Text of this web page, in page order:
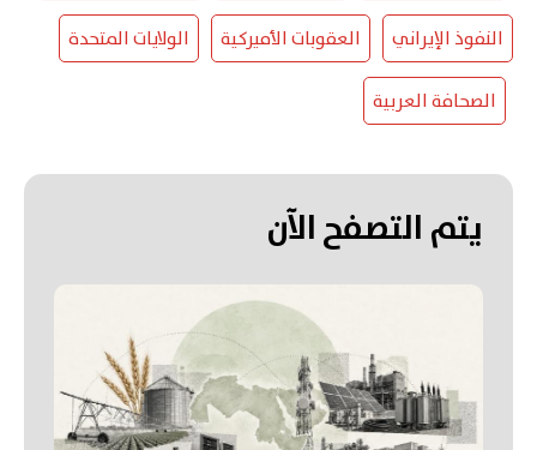
النفوذ الإيراني العقوبات الأميركية الولايات المتحدة
الصحافة العربية
يتم التصفح الآن